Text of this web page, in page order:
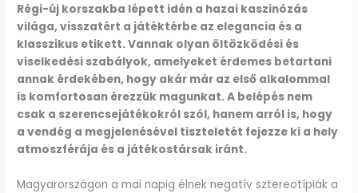
Régi-új korszakba lépett idén a hazai kaszinózás
világa, visszatért a játéktérbe az elegancia és a
klasszikus etikett. Vannak olyan öltözködési és
viselkedési szabályok, amelyeket érdemes betartani
annak érdekében, hogy akár már az első alkalommal
is komfortosan érezzük magunkat. A belépés nem
csak a szerencsejátékokról szól, hanem arról is, hogy
a vendég a megjelenésével tiszteletét fejezze ki a hely
atmoszférája és a játékostársak iránt.
Magyarországon a mai napig élnek negatív sztereotípiák a